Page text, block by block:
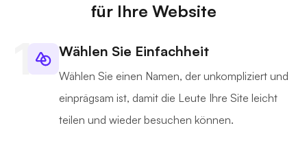
für Ihre Website
Wählen Sie Einfachheit
Wählen Sie einen Namen, der unkompliziert und
einprägsam ist, damit die Leute Ihre Site leicht
teilen und wieder besuchen können.